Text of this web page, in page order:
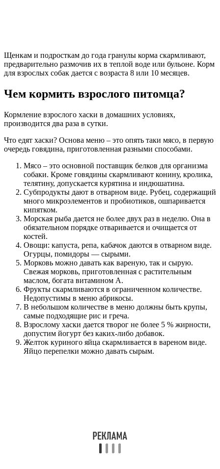
Щенкам и подросткам до года гранулы корма скармливают,
предварительно размочив их в теплой воде или бульоне. Корм
для взрослых собак дается с возраста 8 или 10 месяцев.
Чем кормить взрослого питомца?
Кормление взрослого хаски в домашних условиях,
производится два раза в сутки.
Что едят хаски? Основа меню – это опять таки мясо, в первую
очередь говядина, приготовленная разными способами.
Мясо – это основной поставщик белков для организма
собаки. Кроме говядины скармливают конину, кролика,
телятину, допускается курятина и индюшатина.
Субпродукты дают в отварном виде. Рубец, содержащий
много микроэлементов и пробиотиков, ошпаривается
кипятком.
Морская рыба дается не более двух раз в неделю. Она в
обязательном порядке отваривается и очищается от
костей.
Овощи: капуста, репа, кабачок даются в отварном виде.
Огурцы, помидоры — сырыми.
Морковь можно давать как вареную, так и сырую.
Свежая морковь, приготовленная с растительным
маслом, богата витамином А.
Фрукты скармливаются в ограниченном количестве.
Недопустимы в меню абрикосы.
В небольшом количестве в меню должны быть крупы,
самые подходящие рис и греча.
Взрослому хаски дается творог не более 5 % жирности,
допустим йогурт без каких-либо добавок.
Желток куриного яйца скармливается в вареном виде.
Яйцо перепелки можно давать сырым.